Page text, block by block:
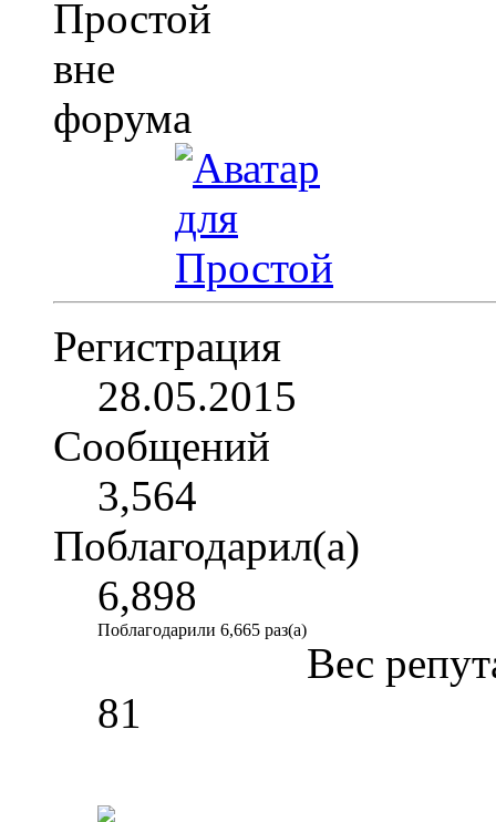
Регистрация
28.05.2015
Сообщений
3,564
Поблагодарил(а)
6,898
Поблагодарили 6,665 раз(а)
Вес
81